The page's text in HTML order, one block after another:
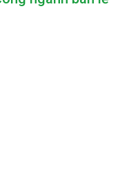
TẾ
& QR Global